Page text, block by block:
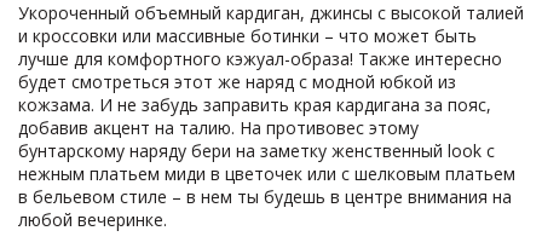
Укороченный объемный кардиган, джинсы с высокой талией
и кроссовки или массивные ботинки – что может быть
лучше для комфортного кэжуал-образа! Также интересно
будет смотреться этот же наряд с модной юбкой из
кожзама. И не забудь заправить края кардигана за пояс,
добавив акцент на талию. На противовес этому
бунтарскому наряду бери на заметку женственный look с
нежным платьем миди в цветочек или с шелковым платьем
в бельевом стиле – в нем ты будешь в центре внимания на
любой вечеринке.